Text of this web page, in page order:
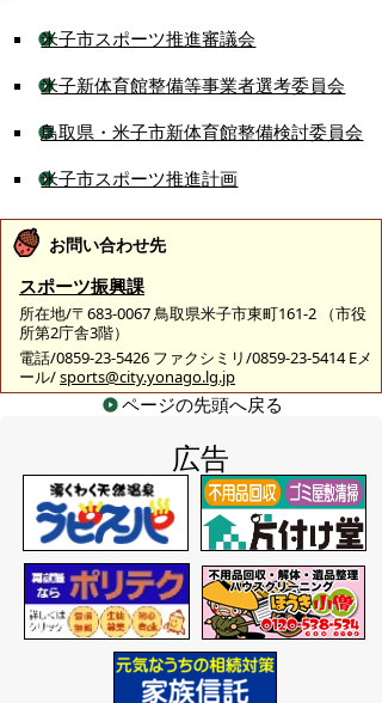
米子市スポーツ推進審議会
米子新体育館整備等事業者選考委員会
鳥取県・米子市新体育館整備検討委員会
米子市スポーツ推進計画
お問い合わせ先
スポーツ振興課
所在地/〒683-0067 鳥取県米子市東町161-2 （市役
所第2庁舎3階）
電話/0859-23-5426 ファクシミリ/0859-23-5414 Eメ
ール/sports@city.yonago.lg.jp
ページの先頭へ戻る
広告